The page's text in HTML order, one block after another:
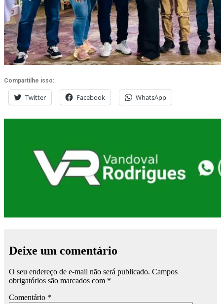
Compartilhe isso:
Twitter Facebook WhatsApp
Deixe um comentário
O seu endereço de e-mail não será publicado. Campos
obrigatórios são marcados com *
Comentário *